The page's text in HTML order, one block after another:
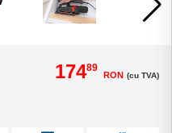
17489
RON (cu TVA)